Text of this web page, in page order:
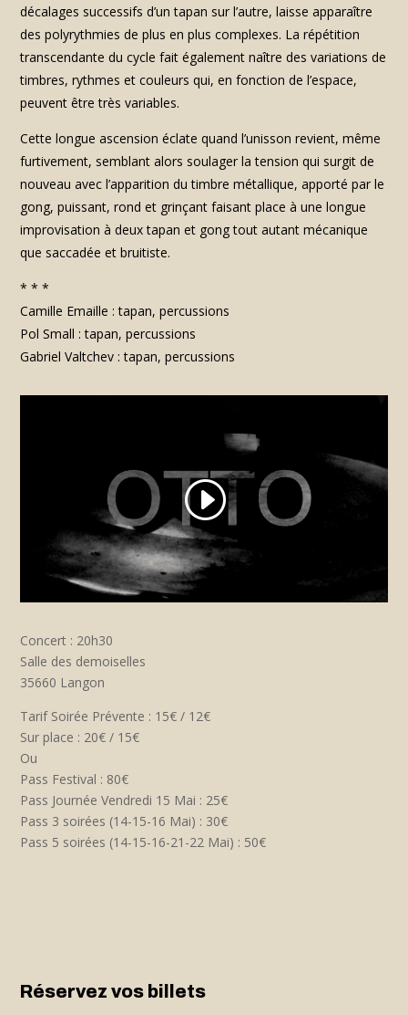
décalages successifs d’un tapan sur l’autre, laisse apparaître
des polyrythmies de plus en plus complexes. La répétition
transcendante du cycle fait également naître des variations de
timbres, rythmes et couleurs qui, en fonction de l’espace,
peuvent être très variables.
Cette longue ascension éclate quand l’unisson revient, même
furtivement, semblant alors soulager la tension qui surgit de
nouveau avec l’apparition du timbre métallique, apporté par le
gong, puissant, rond et grinçant faisant place à une longue
improvisation à deux tapan et gong tout autant mécanique
que saccadée et bruitiste.
* * *
Camille Emaille : tapan, percussions
Pol Small : tapan, percussions
Gabriel Valtchev : tapan, percussions
Concert : 20h30
Salle des demoiselles
35660 Langon
Tarif Soirée Prévente : 15€ / 12€
Sur place : 20€ / 15€
Ou
Pass Festival : 80€
Pass Journée Vendredi 15 Mai : 25€
Pass 3 soirées (14-15-16 Mai) : 30€
Pass 5 soirées (14-15-16-21-22 Mai) : 50€
Réservez vos billets